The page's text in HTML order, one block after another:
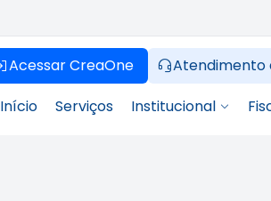
Acessar CreaOne
Atendimento
Início Serviços Institucional